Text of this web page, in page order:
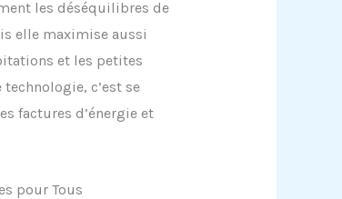
les déséquilibres de
elle maximise aussi
et les petites
c’est se
factures d’énergie et
pour Tous